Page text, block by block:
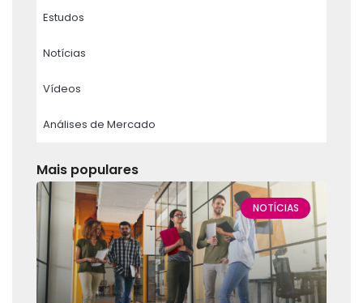
Estudos
Notícias
Vídeos
Análises de Mercado
Mais populares
NOTÍCIAS